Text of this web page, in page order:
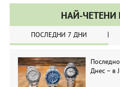
НАЙ-
ПОСЛЕДНИ 7 ДНИ
Днес – в